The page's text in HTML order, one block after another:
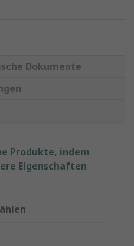
Dokumente
Produkte, indem
Eigenschaften